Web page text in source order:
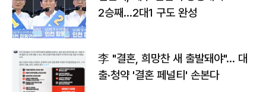
2승째…2대1 구도 완성
李 "결혼, 희망찬 새 출발돼야"… 대
출·청약 '결혼 페널티' 손본다